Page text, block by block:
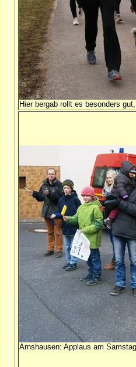
Hier bergab rollt es besonders
Arnshausen: Applaus am